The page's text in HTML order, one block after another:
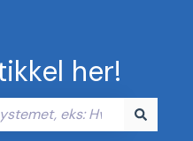
her!